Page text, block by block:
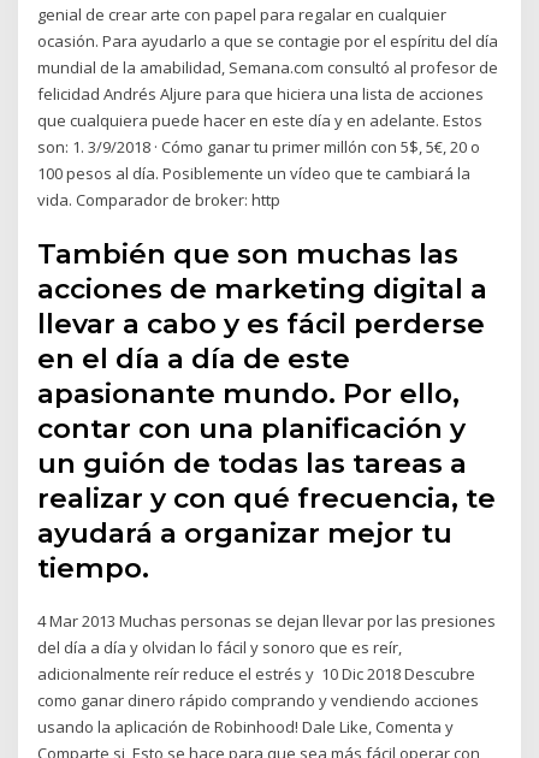
genial de crear arte con papel para regalar en cualquier
ocasión. Para ayudarlo a que se contagie por el espíritu del día
mundial de la amabilidad, Semana.com consultó al profesor de
felicidad Andrés Aljure para que hiciera una lista de acciones
que cualquiera puede hacer en este día y en adelante. Estos
son: 1. 3/9/2018 · Cómo ganar tu primer millón con 5$, 5€, 20 o
100 pesos al día. Posiblemente un vídeo que te cambiará la
vida. Comparador de broker: http
También que son muchas las
acciones de marketing digital a
llevar a cabo y es fácil perderse
en el día a día de este
apasionante mundo. Por ello,
contar con una planificación y
un guión de todas las tareas a
realizar y con qué frecuencia, te
ayudará a organizar mejor tu
tiempo.
4 Mar 2013 Muchas personas se dejan llevar por las presiones
del día a día y olvidan lo fácil y sonoro que es reír,
adicionalmente reír reduce el estrés y 10 Dic 2018 Descubre
como ganar dinero rápido comprando y vendiendo acciones
usando la aplicación de Robinhood! Dale Like, Comenta y